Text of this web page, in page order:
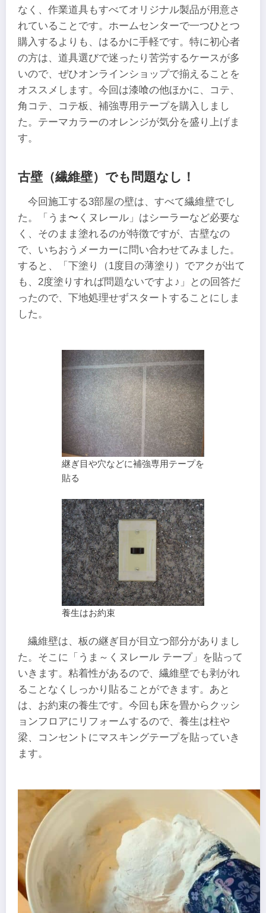
なく、作業道具もすべてオリジナル製品が用意さ
れていることです。ホームセンターで一つひとつ
購入するよりも、はるかに手軽です。特に初心者
の方は、道具選びで迷ったり苦労するケースが多
いので、ぜひオンラインショップで揃えることを
オススメします。今回は漆喰の他ほかに、コテ、
角コテ、コテ板、補強専用テープを購入しまし
た。テーマカラーのオレンジが気分を盛り上げま
す。
古壁（繊維壁）でも問題なし！
今回施工する3部屋の壁は、すべて繊維壁でし
た。「うま〜くヌレール」はシーラーなど必要な
く、そのまま塗れるのが特徴ですが、古壁なの
で、いちおうメーカーに問い合わせてみました。
すると、「下塗り（1度目の薄塗り）でアクが出て
も、2度塗りすれば問題ないですよ♪」との回答だ
ったので、下地処理せずスタートすることにしま
した。
継ぎ目や穴などに補強専用テープを
貼る
養生はお約束
繊維壁は、板の継ぎ目が目立つ部分がありまし
た。そこに「うま～くヌレール テープ」を貼って
いきます。粘着性があるので、繊維壁でも剥がれ
ることなくしっかり貼ることができます。あと
は、お約束の養生です。今回も床を畳からクッシ
ョンフロアにリフォームするので、養生は柱や
梁、コンセントにマスキングテープを貼っていき
ます。